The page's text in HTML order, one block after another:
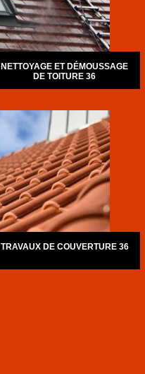
NETTOYAGE ET DÉMOUSSAGE
DE TOITURE 36
TRAVAUX DE COUVERTURE 36